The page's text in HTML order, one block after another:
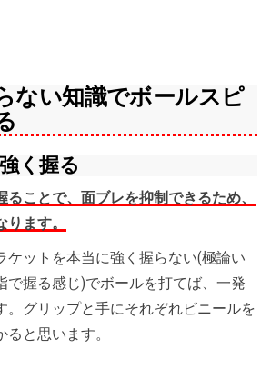
ない知識でボールスピ
く握る
ることで、面ブレを抑制できるため、
ます。
ットを本当に強く握らない(極論い
で握る感じ)でボールを打てば、一発
。グリップと手にそれぞれビニールを
と思います。